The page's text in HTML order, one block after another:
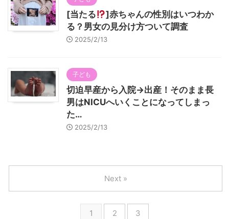
[当たる
]赤ちゃんの性別はいつわか
る？男女の見分け方ついて調査
2025/2/13
子ども
切迫早産から入院→出産！そのまま長
男はNICUへいくことになってしまっ
た…
2025/2/13
1 2 3
Next »